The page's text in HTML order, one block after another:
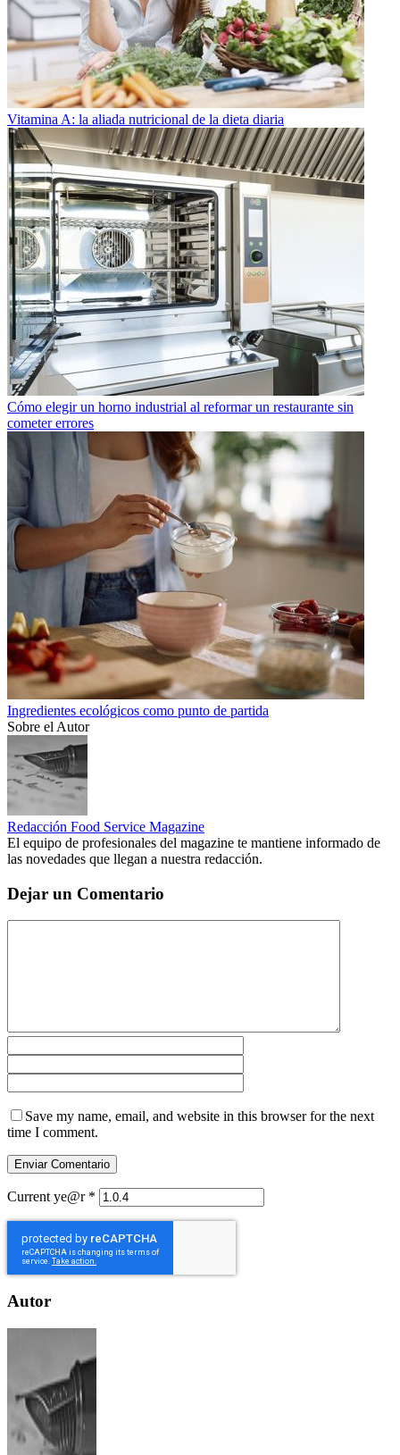
Vitamina A: la aliada nutricional de la dieta diaria
Cómo elegir un horno industrial al reformar un restaurante sin
cometer errores
Ingredientes ecológicos como punto de partida
Sobre el Autor
Redacción Food Service Magazine
El equipo de profesionales del magazine te mantiene informado de
las novedades que llegan a nuestra redacción.
Dejar un Comentario
Save my name, email, and website in this browser for the next
time I comment.
Current ye@r *
Autor